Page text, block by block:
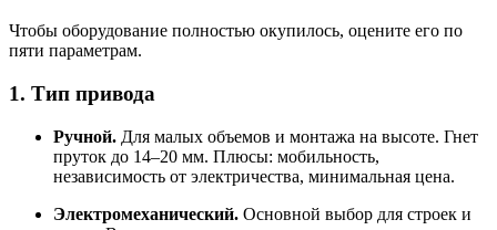
Чтобы оборудование полностью окупилось, оцените его по
пяти параметрам.
1. Тип привода
Ручной. Для малых объемов и монтажа на высоте. Гнет
пруток до 14–20 мм. Плюсы: мобильность,
независимость от электричества, минимальная цена.
Электромеханический. Основной выбор для строек и